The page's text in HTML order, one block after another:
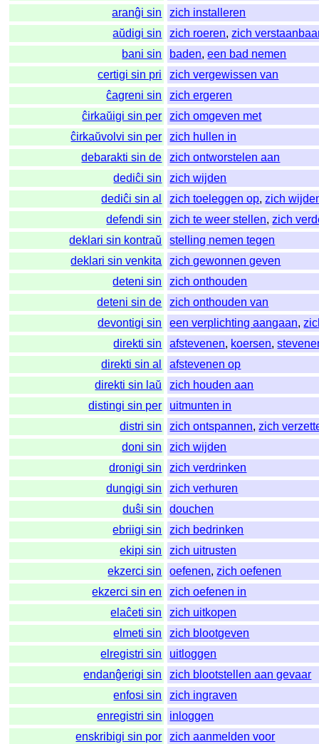
aranĝi sin
zich installeren
aŭdigi sin
zich roeren,zich
bani sin
baden,een bad nemen
certigi sin pri
zich vergewissen van
ĉagreni sin
zich ergeren
ĉirkaŭigi sin per
zich omgeven met
ĉirkaŭvolvi sin per
zich hullen in
debarakti sin de
zich ontworstelen aan
dediĉi sin
zich wijden
dediĉi sin al
zich toeleggen op,zich
defendi sin
zich te weer stellen,zich
deklari sin kontraŭ
stelling nemen tegen
deklari sin venkita
zich gewonnen geven
deteni sin
zich onthouden
deteni sin de
zich onthouden van
devontigi sin
een verplichting aangaan,
direkti sin
afstevenen, koersen,
direkti sin al
afstevenen op
direkti sin laŭ
zich houden aan
distingi sin per
uitmunten in
distri sin
zich ontspannen,zich
doni sin
zich wijden
dronigi sin
zich verdrinken
dungigi sin
zich verhuren
duŝi sin
douchen
ebriigi sin
zich bedrinken
ekipi sin
zich uitrusten
ekzerci sin
oefenen,zich oefenen
ekzerci sin en
zich oefenen in
elaĉeti sin
zich uitkopen
elmeti sin
zich blootgeven
elregistri sin
uitloggen
endanĝerigi sin
zich blootstellen aan gevaar
enfosi sin
zich ingraven
enregistri sin
inloggen
enskribigi sin por
zich aanmelden voor